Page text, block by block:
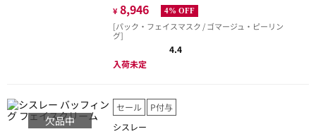
¥ 8,946 4% OFF
[パック・フェイスマスク / ゴマージュ・ピーリン
グ]
4.4
入荷未定
欠品中
セール
P付与
シスレー